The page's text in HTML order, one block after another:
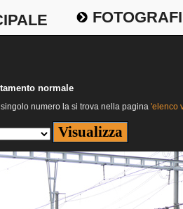
normale
numero la si trova nella pagina 'elenco